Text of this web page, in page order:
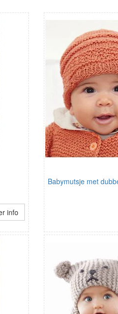
info
Babymutsje met